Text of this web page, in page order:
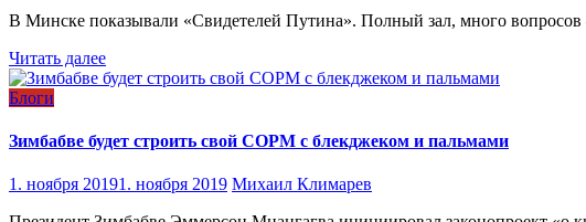
В Минске показывали «Свидетелей Путина». Полный зал, много вопросов
Читать далее
Блоги
Зимбабве будет строить свой СОРМ с блекджеком и пальмами
1. ноября 20191. ноября 2019 Михаил Климарев